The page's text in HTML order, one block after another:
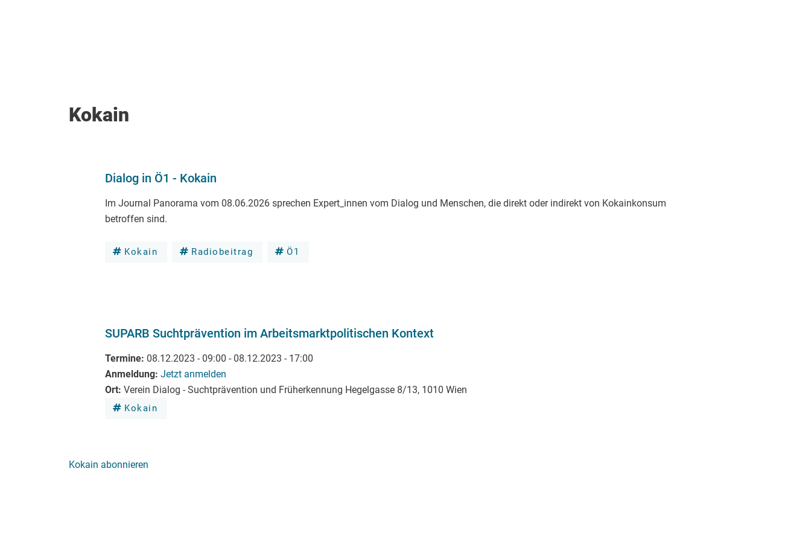
Kokain
Dialog in Ö1 - Kokain
Im Journal Panorama vom 08.06.2026 sprechen Expert_innen vom Dialog und Menschen, die direkt oder indirekt von Kokainkonsum
betroffen sind.
Kokain Radiobeitrag Ö1
SUPARB Suchtprävention im Arbeitsmarktpolitischen Kontext
Termine 08.12.2023 - 09:00 - 08.12.2023 - 17:00
Anmeldung Jetzt anmelden
Ort Verein Dialog - Suchtprävention und Früherkennung Hegelgasse 8/13, 1010 Wien
Kokain
Kokain abonnieren